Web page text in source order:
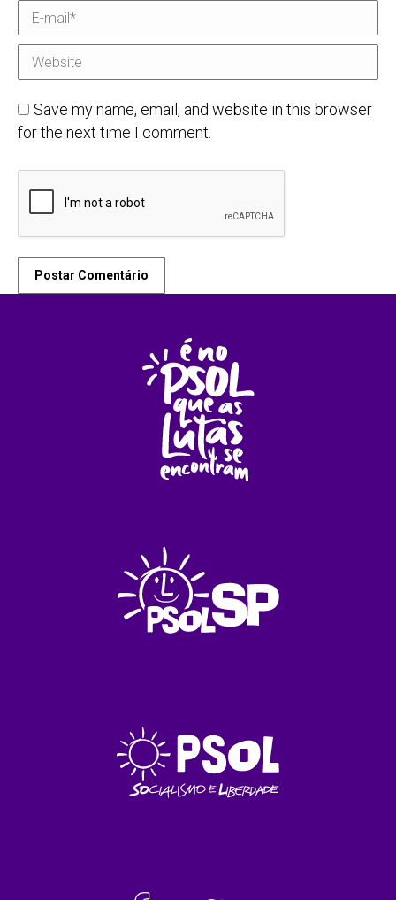
E-mail *
Website
Save my name, email, and website in this browser
for the next time I comment.
Postar Comentário